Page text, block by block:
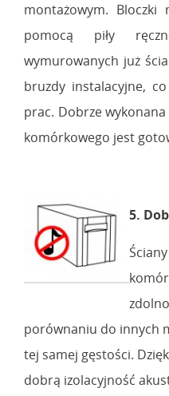
montażowym. Bloczki
pomocą piły
wymurowanych już
bruzdy instalacyjne,
prac. Dobrze
komórkowego jest
5.
porównaniu do innych
tej samej gęstości.
dobrą izolacyjność